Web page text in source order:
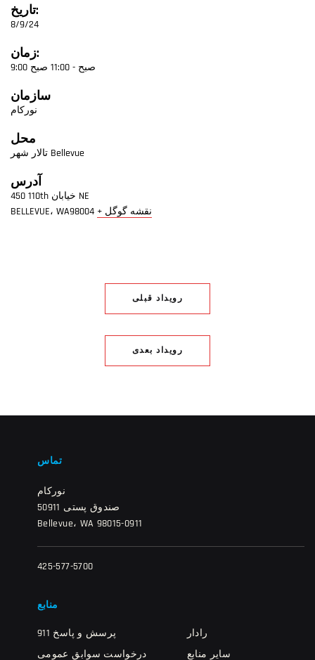
تاریخ:
8/9/24
زمان:
9:00 صبح - 11:00 صبح
سازمان
نورکام
محل
تالار شهر Bellevue
آدرس
450 110th خیابان NE
BELLEVUE، WA98004 + نقشه گوگل
رویداد قبلی
رویداد بعدی
تماس
نورکام
صندوق پستی 50911
Bellevue، WA 98015-0911
425-577-5700
منابع
911 پرسش و پاسخ
درخواست سوابق عمومی
رادار
سایر منابع